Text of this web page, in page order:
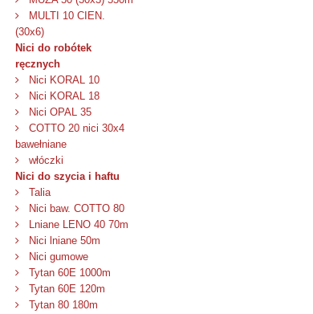
MULTI 10 CIEN.
(30x6)
Nici do robótek
ręcznych
Nici KORAL 10
Nici KORAL 18
Nici OPAL 35
COTTO 20 nici 30x4
bawełniane
włóczki
Nici do szycia i haftu
Talia
Nici baw. COTTO 80
Lniane LENO 40 70m
Nici lniane 50m
Nici gumowe
Tytan 60E 1000m
Tytan 60E 120m
Tytan 80 180m